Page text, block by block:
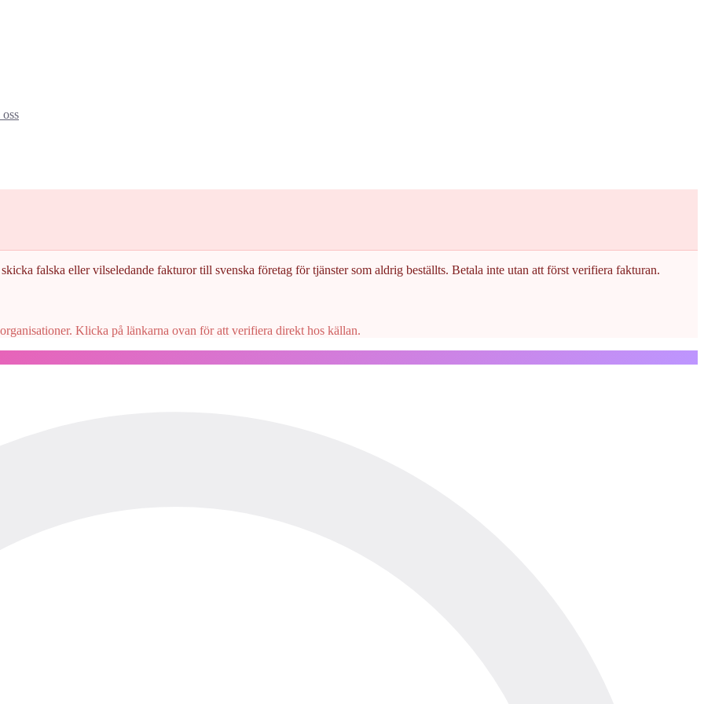
falska eller vilseledande fakturor till svenska företag för tjänster som aldrig beställts. Betala inte utan att först verifiera fakturan.
Klicka på länkarna ovan för att verifiera direkt hos källan.